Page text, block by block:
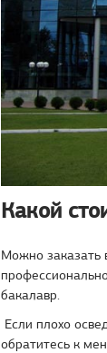
Какой
Можно заказать
бакалавр.
Если плохо
обратитесь к